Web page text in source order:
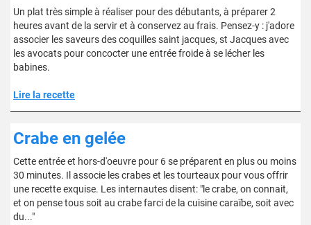
Un plat très simple à réaliser pour des débutants, à préparer 2
heures avant de la servir et à conservez au frais. Pensez-y : j'adore
associer les saveurs des coquilles saint jacques, st Jacques avec
les avocats pour concocter une entrée froide à se lécher les
babines.
Lire la recette
Crabe en gelée
Cette entrée et hors-d'oeuvre pour 6 se préparent en plus ou moins
30 minutes. Il associe les crabes et les tourteaux pour vous offrir
une recette exquise. Les internautes disent: "le crabe, on connait,
et on pense tous soit au crabe farci de la cuisine caraïbe, soit avec
du..."